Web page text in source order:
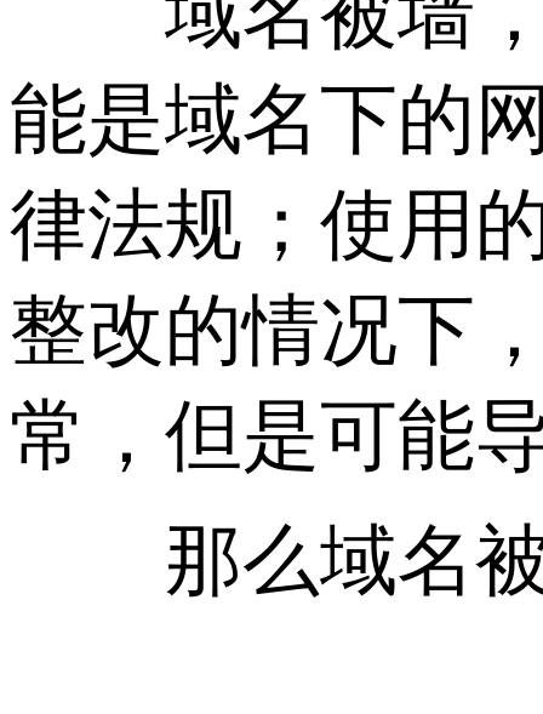
能是域名下的
律法规；使用
整改的情况下
常，但是可能
那么域名被